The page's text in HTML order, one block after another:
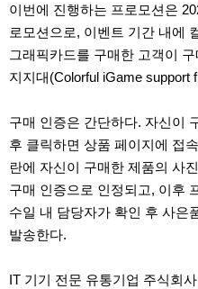
이번에 진행하는 프로모션은
로모션으로, 이벤트 기간 내에
그래픽카드를 구매한 고객이
지지대(Colorful iGame support
구매 인증은 간단하다. 자신이
후 클릭하면 상품 페이지에 접
란에 자신이 구매한 제품의 사
구매 인증으로 인정되고, 이후
수일 내 담당자가 확인 후 사은
발송한다.
IT 기기 전문 유통기업 주식회